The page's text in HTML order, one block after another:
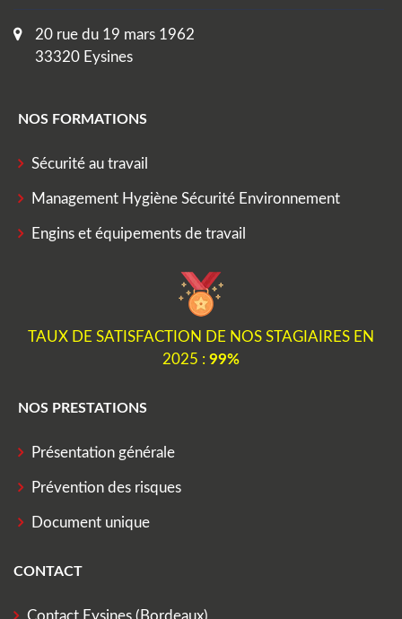
20 rue du 19 mars 1962
33320 Eysines
NOS FORMATIONS
Sécurité au travail
Management Hygiène Sécurité Environnement
Engins et équipements de travail
TAUX DE SATISFACTION DE NOS STAGIAIRES EN
2025 : 99%
NOS PRESTATIONS
Présentation générale
Prévention des risques
Document unique
CONTACT
Contact Eysines (Bordeaux)